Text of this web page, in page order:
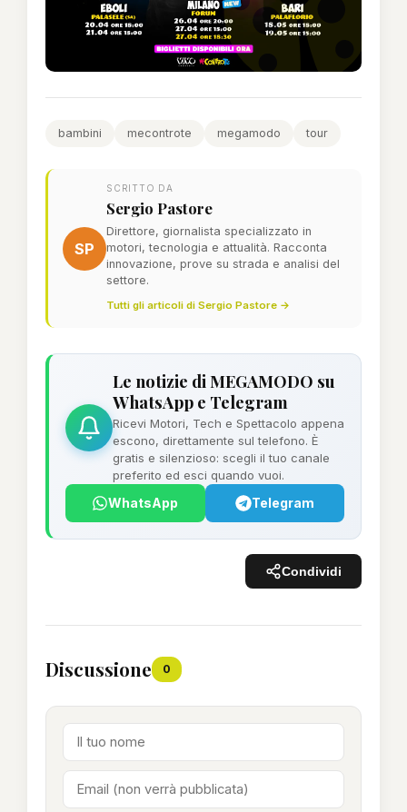
bambini mecontrote megamodo tour
SP
SCRITTO DA
Sergio Pastore
Direttore, giornalista specializzato in
motori, tecnologia e attualità. Racconta
innovazione, prove su strada e analisi del
settore.
Tutti gli articoli di Sergio Pastore →
Le notizie di MEGAMODO su
WhatsApp e Telegram
Ricevi Motori, Tech e Spettacolo appena
escono, direttamente sul telefono. È
gratis e silenzioso: scegli il tuo canale
preferito ed esci quando vuoi.
WhatsApp Telegram
Condividi
Discussione 0